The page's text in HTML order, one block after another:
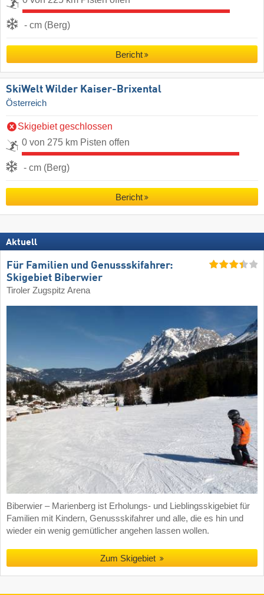
- cm (Berg)
Bericht
SkiWelt Wilder Kaiser-Brixental
Österreich
Skigebiet geschlossen
0 von 275 km Pisten offen
- cm (Berg)
Bericht
Aktuell
Für Familien und Genussskifahrer:
Skigebiet Biberwier
Tiroler Zugspitz Arena
Biberwier – Marienberg ist Erholungs- und Lieblingsskigebiet für
Familien mit Kindern, Genussskifahrer und alle, die es hin und
wieder ein wenig gemütlicher angehen lassen wollen.
Zum Skigebiet